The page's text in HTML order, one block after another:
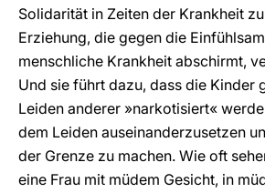
Solidarität in Zeiten der Krankheit
Erziehung, die gegen die
menschliche Krankheit abschirmt,
Und sie führt dazu, dass die Kinder
Leiden anderer »narkotisiert«
dem Leiden auseinanderzusetzen
der Grenze zu machen. Wie oft
eine Frau mit müdem Gesicht, in